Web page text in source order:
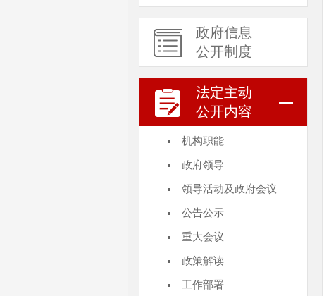
政府信息
公开制度
法定主动
公开内容
机构职能
政府领导
领导活动及政府会议
公告公示
重大会议
政策解读
工作部署